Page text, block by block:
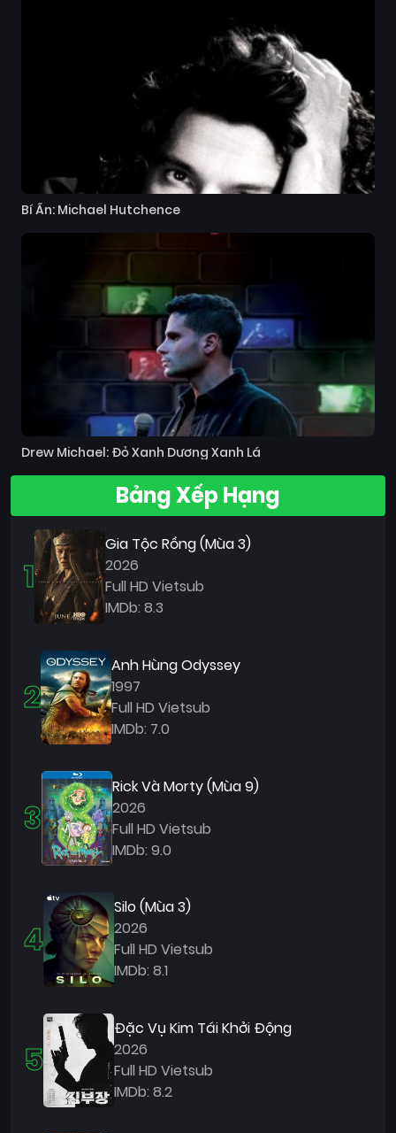
Bí Ẩn: Michael Hutchence
Drew Michael: Đỏ Xanh Dương Xanh Lá
Bảng Xếp Hạng
1
Gia Tộc Rồng (Mùa 3)
2026
Full HD Vietsub
IMDb: 8.3
2
Anh Hùng Odyssey
1997
Full HD Vietsub
IMDb: 7.0
3
Rick Và Morty (Mùa 9)
2026
Full HD Vietsub
IMDb: 9.0
4
Silo (Mùa 3)
2026
Full HD Vietsub
IMDb: 8.1
5
Đặc Vụ Kim Tái Khởi Động
2026
Full HD Vietsub
IMDb: 8.2